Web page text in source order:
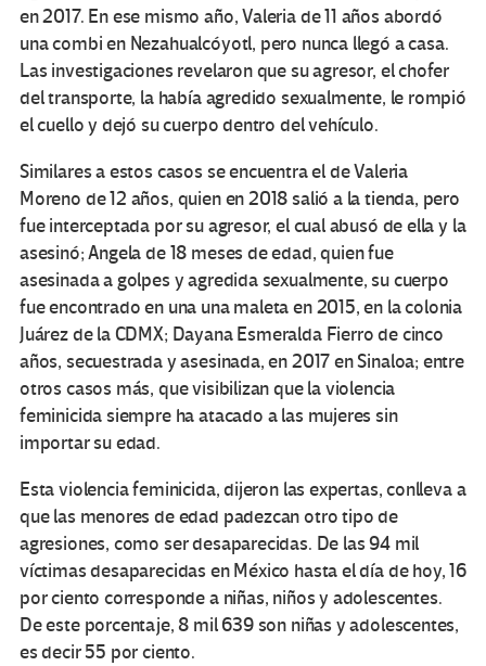
en 2017. En ese mismo año, Valeria de 11 años abordó
una combi en Nezahualcóyotl, pero nunca llegó a casa.
Las investigaciones revelaron que su agresor, el chofer
del transporte, la había agredido sexualmente, le rompió
el cuello y dejó su cuerpo dentro del vehículo.
Similares a estos casos se encuentra el de Valeria
Moreno de 12 años, quien en 2018 salió a la tienda, pero
fue interceptada por su agresor, el cual abusó de ella y la
asesinó; Angela de 18 meses de edad, quien fue
asesinada a golpes y agredida sexualmente, su cuerpo
fue encontrado en una una maleta en 2015, en la colonia
Juárez de la CDMX; Dayana Esmeralda Fierro de cinco
años, secuestrada y asesinada, en 2017 en Sinaloa; entre
otros casos más, que visibilizan que la violencia
feminicida siempre ha atacado a las mujeres sin
importar su edad.
Esta violencia feminicida, dijeron las expertas, conlleva a
que las menores de edad padezcan otro tipo de
agresiones, como ser desaparecidas. De las 94 mil
víctimas desaparecidas en México hasta el día de hoy, 16
por ciento corresponde a niñas, niños y adolescentes.
De este porcentaje, 8 mil 639 son niñas y adolescentes,
es decir 55 por ciento.